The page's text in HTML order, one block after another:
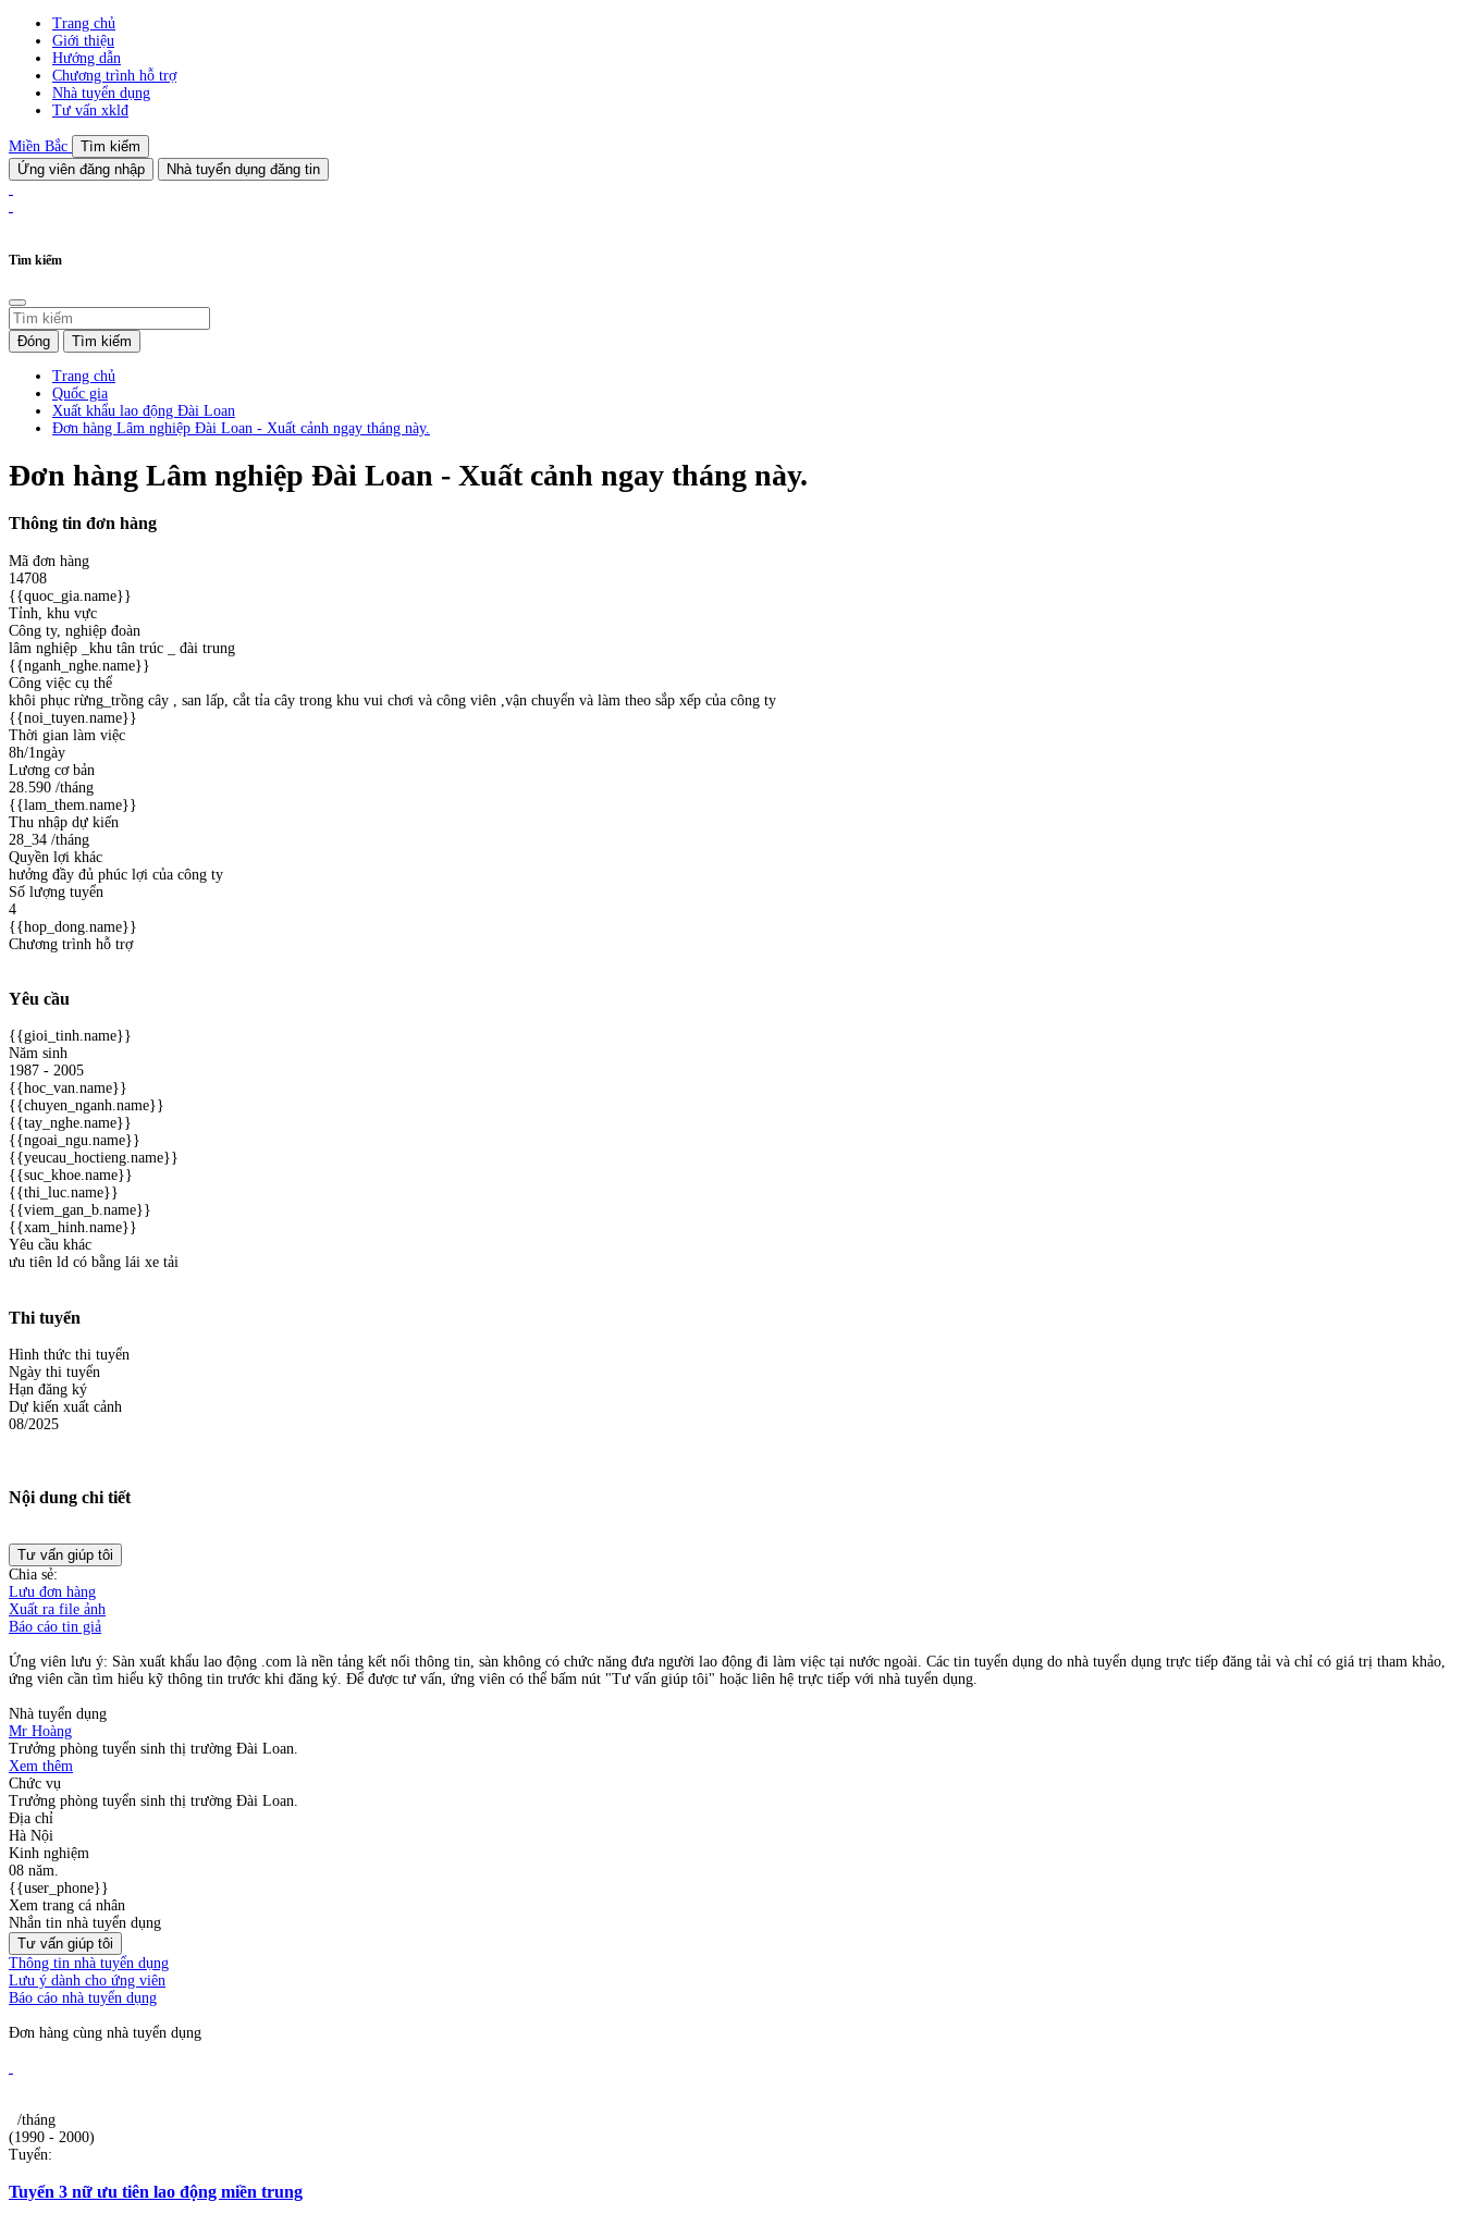
Trang chủ
Giới thiệu
Hướng dẫn
Chương trình hỗ trợ
Nhà tuyển dụng
Tư vấn xklđ
Miền Bắc
Tìm kiếm
Ứng viên đăng nhập
Nhà tuyển dụng đăng tin
Tìm kiếm
Đóng Tìm kiếm
Trang chủ
Quốc gia
Xuất khẩu lao động Đài Loan
Đơn hàng Lâm nghiệp Đài Loan - Xuất cảnh ngay tháng này.
Đơn hàng Lâm nghiệp Đài Loan - Xuất cảnh ngay tháng này.
Thông tin đơn hàng
Mã đơn hàng
14708
{{quoc_gia.name}}
Tỉnh, khu vực
Công ty, nghiệp đoàn
lâm nghiệp _khu tân trúc _ đài trung
{{nganh_nghe.name}}
Công việc cụ thể
khôi phục rừng_trồng cây , san lấp, cắt tỉa cây trong khu vui chơi và công viên ,vận chuyển và làm theo sắp xếp của công ty
{{noi_tuyen.name}}
Thời gian làm việc
8h/1ngày
Lương cơ bản
28.590 /tháng
{{lam_them.name}}
Thu nhập dự kiến
28_34 /tháng
Quyền lợi khác
hưởng đầy đủ phúc lợi của công ty
Số lượng tuyển
4
{{hop_dong.name}}
Chương trình hỗ trợ
Yêu cầu
{{gioi_tinh.name}}
Năm sinh
1987 - 2005
{{hoc_van.name}}
{{chuyen_nganh.name}}
{{tay_nghe.name}}
{{ngoai_ngu.name}}
{{yeucau_hoctieng.name}}
{{suc_khoe.name}}
{{thi_luc.name}}
{{viem_gan_b.name}}
{{xam_hinh.name}}
Yêu cầu khác
ưu tiên ld có bằng lái xe tải
Thi tuyển
Hình thức thi tuyển
Ngày thi tuyển
Hạn đăng ký
Dự kiến xuất cảnh
08/2025
Nội dung chi tiết
Tư vấn giúp tôi
Chia sẻ:
Lưu đơn hàng
Xuất ra file ảnh
Báo cáo tin giả
Ứng viên lưu ý: Sàn xuất khẩu lao động .com là nền tảng kết nối thông tin, sàn không có chức năng đưa người lao động đi làm việc tại nước ngoài. Các tin tuyển dụng do nhà tuyển dụng trực tiếp đăng tải và chỉ có giá trị tham khảo,
ứng viên cần tìm hiểu kỹ thông tin trước khi đăng ký. Để được tư vấn, ứng viên có thể bấm nút "Tư vấn giúp tôi" hoặc liên hệ trực tiếp với nhà tuyển dụng.
Nhà tuyển dụng
Mr Hoàng
Trưởng phòng tuyển sinh thị trường Đài Loan.
Xem thêm
Chức vụ
Trưởng phòng tuyển sinh thị trường Đài Loan.
Địa chỉ
Hà Nội
Kinh nghiệm
08 năm.
{{user_phone}}
Xem trang cá nhân
Nhắn tin nhà tuyển dụng
Tư vấn giúp tôi
Thông tin nhà tuyển dụng
Lưu ý dành cho ứng viên
Báo cáo nhà tuyển dụng
Đơn hàng cùng nhà tuyển dụng
/tháng
(1990 - 2000)
Tuyển:
Tuyển 3 nữ ưu tiên lao động miền trung